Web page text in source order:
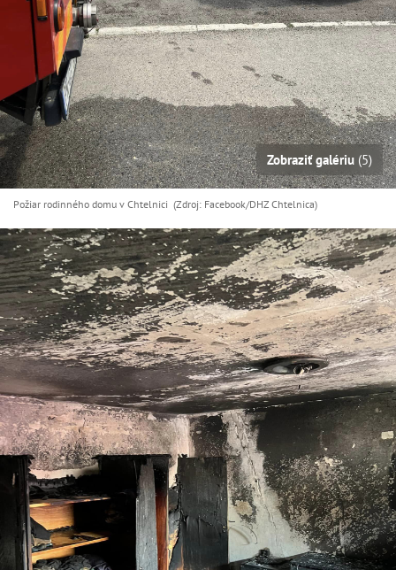
Zobraziť galériu (5)
Požiar rodinného domu v Chtelnici (Zdroj: Facebook/DHZ Chtelnica)